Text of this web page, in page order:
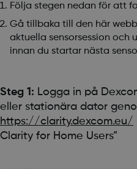
Följa stegen nedan för att
Gå tillbaka till den här
aktuella sensorsession
innan du startar nästa
Steg 1: Logga in på
eller stationära dator
https://clarity.dexcom.eu/
Clarity for Home Users”